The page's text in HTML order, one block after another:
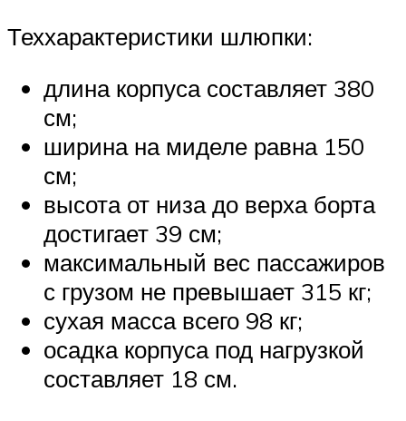
Теххарактеристики шлюпки:
длина корпуса составляет 380
см;
ширина на миделе равна 150
см;
высота от низа до верха борта
достигает 39 см;
максимальный вес пассажиров
с грузом не превышает 315 кг;
сухая масса всего 98 кг;
осадка корпуса под нагрузкой
составляет 18 см.